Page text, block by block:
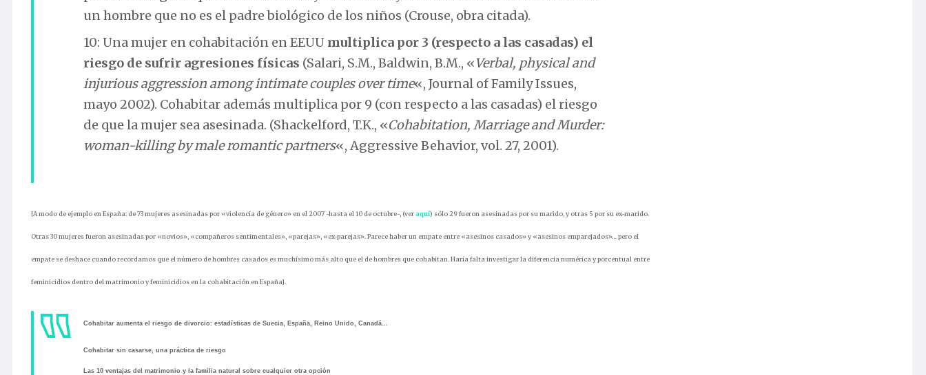
un hombre que no es el padre biológico de los niños (Crouse, obra citada).
10: Una mujer en cohabitación en EEUU multiplica por 3 (respecto a las casadas) el
riesgo de sufrir agresiones físicas (Salari, S.M., Baldwin, B.M., «Verbal, physical and
injurious aggression among intimate couples over time«, Journal of Family Issues,
mayo 2002). Cohabitar además multiplica por 9 (con respecto a las casadas) el riesgo
de que la mujer sea asesinada. (Shackelford, T.K., «Cohabitation, Marriage and Murder:
woman-killing by male romantic partners«, Aggressive Behavior, vol. 27, 2001).
[A modo de ejemplo en España: de 73 mujeres asesinadas por «violencia de género» en el 2007 -hasta el 10 de octubre-, (veraquí) sólo 29 fueron asesinadas por su marido, y otras 5 por su ex-marido.
Otras 30 mujeres fueron asesinadas por «novios», «compañeros sentimentales», «parejas», «ex-parejas». Parece haber un empate entre «asesinos casados» y «asesinos emparejados»… pero el
empate se deshace cuando recordamos que el número de hombres casados es muchísimo más alto que el de hombres que cohabitan. Haría falta investigar la diferencia numérica y porcentual entre
feminicidios dentro del matrimonio y feminicidios en la cohabitación en España].
Cohabitar aumenta el riesgo de divorcio: estadísticas de Suecia, España, Reino Unido, Canadá…
Cohabitar sin casarse, una práctica de riesgo
Las 10 ventajas del matrimonio y la familia natural sobre cualquier otra opción